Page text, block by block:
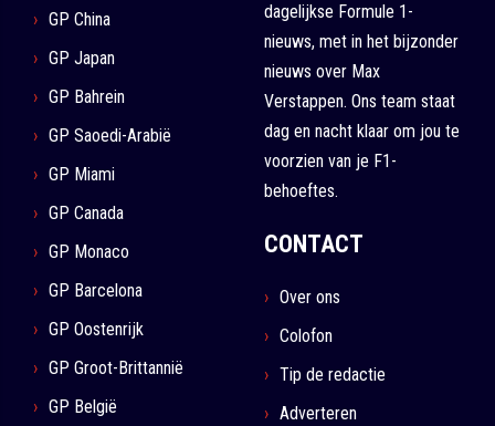
GP China
GP Japan
GP Bahrein
GP Saoedi-Arabië
GP Miami
GP Canada
GP Monaco
GP Barcelona
GP Oostenrijk
GP Groot-Brittannië
GP België
dagelijkse Formule 1-
nieuws, met in het bijzonder
nieuws over Max
Verstappen. Ons team staat
dag en nacht klaar om jou te
voorzien van je F1-
behoeftes.
CONTACT
Over ons
Colofon
Tip de redactie
Adverteren